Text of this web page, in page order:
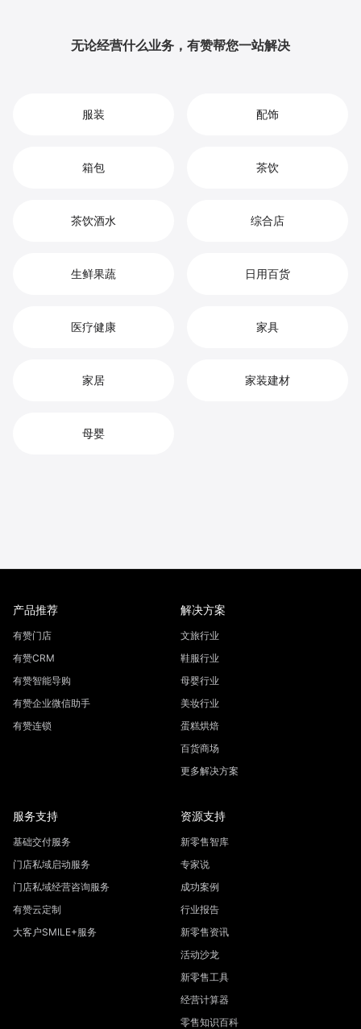
无论经营什么业务，有赞帮您一站解决
服装 配饰
箱包 茶饮
茶饮酒水 综合店
生鲜果蔬 日用百货
医疗健康 家具
家居 家装建材
母婴
产品推荐
有赞门店
有赞CRM
有赞智能导购
有赞企业微信助手
有赞连锁
解决方案
文旅行业
鞋服行业
母婴行业
美妆行业
蛋糕烘焙
百货商场
更多解决方案
服务支持
基础交付服务
门店私域启动服务
门店私域经营咨询服务
有赞云定制
大客户SMILE+服务
资源支持
新零售智库
专家说
成功案例
行业报告
新零售资讯
活动沙龙
新零售工具
经营计算器
零售知识百科